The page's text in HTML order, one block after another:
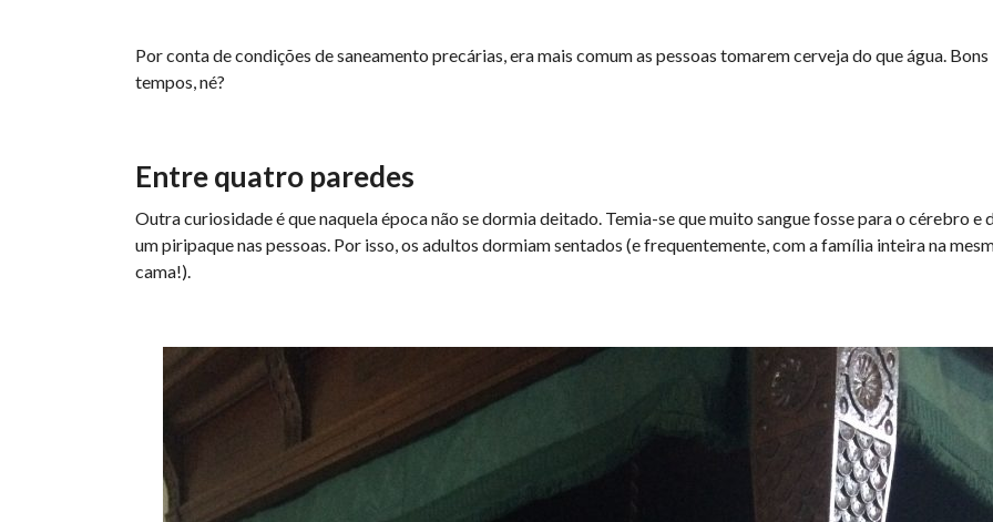
Por conta de condições de saneamento precárias, era mais comum as pessoas tomarem cerveja do que água. Bons
tempos, né?
Entre quatro paredes
Outra curiosidade é que naquela época não se dormia deitado. Temia-se que muito sangue fosse para o cérebro e
um piripaque nas pessoas. Por isso, os adultos dormiam sentados (e frequentemente, com a família inteira na
cama!).